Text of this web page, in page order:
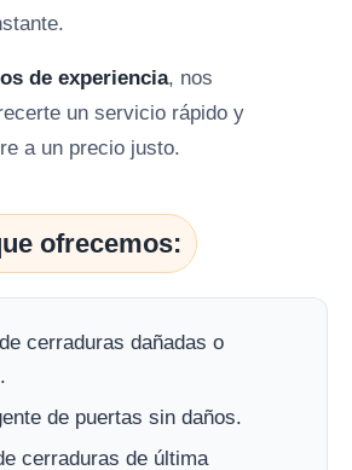
de experiencia, nos
un servicio rápido y
a un precio justo.
ofrecemos:
cerraduras dañadas o
de puertas sin daños.
cerraduras de última